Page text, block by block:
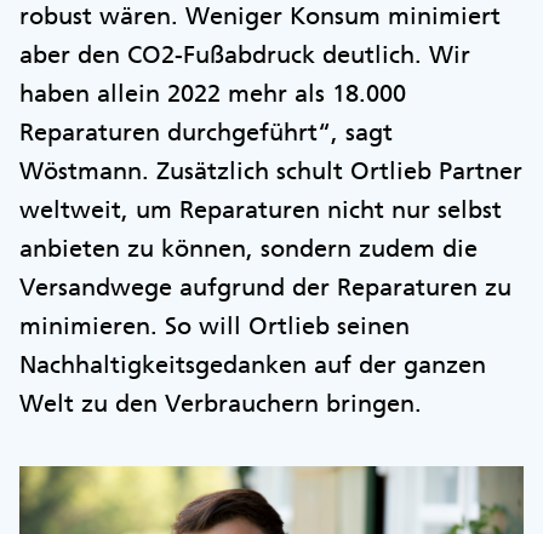
robust wären. Weniger Konsum minimiert
aber den CO2-Fußabdruck deutlich. Wir
haben allein 2022 mehr als 18.000
Reparaturen durchgeführt“, sagt
Wöstmann. Zusätzlich schult Ortlieb Partner
weltweit, um Reparaturen nicht nur selbst
anbieten zu können, sondern zudem die
Versandwege aufgrund der Reparaturen zu
minimieren. So will Ortlieb seinen
Nachhaltigkeitsgedanken auf der ganzen
Welt zu den Verbrauchern bringen.